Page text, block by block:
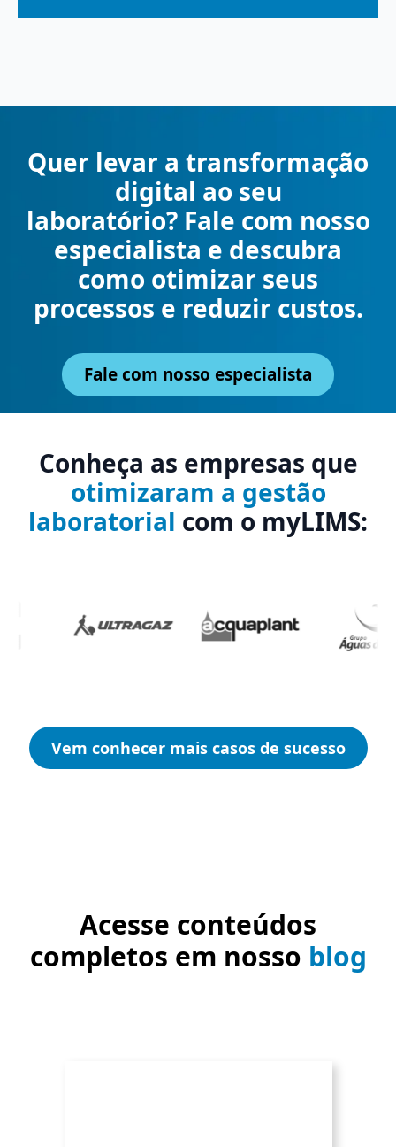
Quer levar a transformação
digital ao seu
laboratório? Fale com nosso
especialista e descubra
como otimizar seus
processos e reduzir custos.
Fale com nosso especialista
Conheça as empresas que
otimizaram a gestão
laboratorial com o myLIMS:
Vem conhecer mais casos de sucesso
Acesse conteúdos
completos em nosso blog